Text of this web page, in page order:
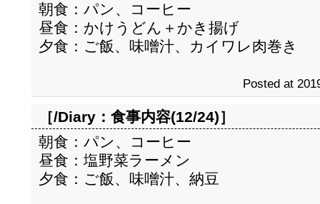
朝食：パン、コーヒー
昼食：かけうどん＋かき揚げ
夕食：ご飯、味噌汁、カイワレ肉巻き
Posted at
［/Diary： 食事内容(12/24)］
朝食：パン、コーヒー
昼食：塩野菜ラーメン
夕食：ご飯、味噌汁、納豆